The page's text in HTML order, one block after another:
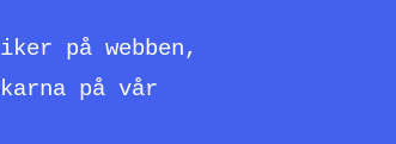
på webben,
på vår